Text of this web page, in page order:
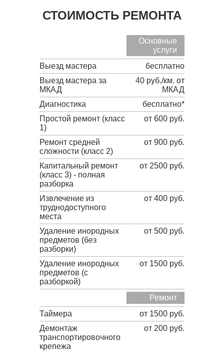
СТОИМОСТЬ РЕМОНТА
Основные
услуги
Выезд мастера
бесплатно
Выезд мастера за
МКАД
40 руб./км. от
МКАД
Диагностика
бесплатно*
Простой ремонт (класс
1)
от 600 руб.
Ремонт средней
сложности (класс 2)
от 900 руб.
Капитальный ремонт
(класс 3) - полная
разборка
от 2500 руб.
Извлечение из
труднодоступного
места
от 400 руб.
Удаление инородных
предметов (без
разборки)
от 500 руб.
Удаление инородных
предметов (с
разборкой)
от 1500 руб.
Ремонт
Таймера
от 1500 руб.
Демонтаж
транспортировочного
крепежа
от 200 руб.